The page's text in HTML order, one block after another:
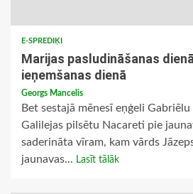
E-SPREDIĶI
Marijas pasludināšanas
ieņemšanas dienā
Georgs Mancelis
Bet sestajā mēnesī eņģeli
Galilejas pilsētu Nacareti pie
saderināta vīram, kam vārds
jaunavas... Lasīt tālāk